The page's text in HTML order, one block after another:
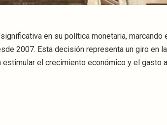
en su política monetaria, marcando
2007. Esta decisión representa un giro en
el crecimiento económico y el gasto